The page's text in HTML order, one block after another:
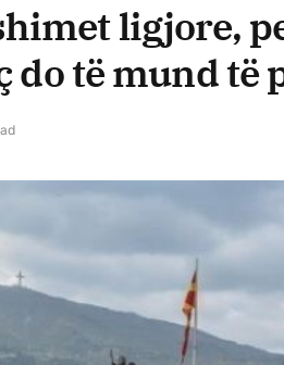
ligjore,
do të mund të